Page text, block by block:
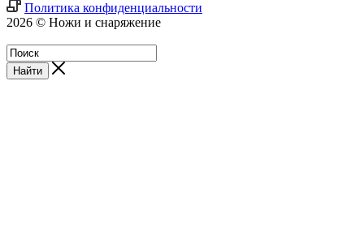
Политика конфиденциальности
2026 © Ножи и снаряжение
Найти